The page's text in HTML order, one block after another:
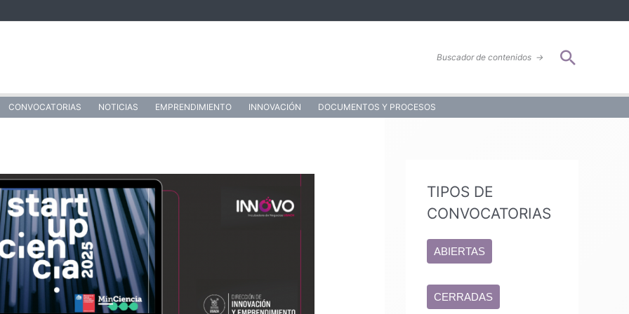
Buscador de contenidos → Buscar
CONVOCATORIAS NOTICIAS EMPRENDIMIENTO INNOVACIÓN DOCUMENTOS Y PROCESOS
TIPOS DE
CONVOCATORIAS
ABIERTAS
CERRADAS